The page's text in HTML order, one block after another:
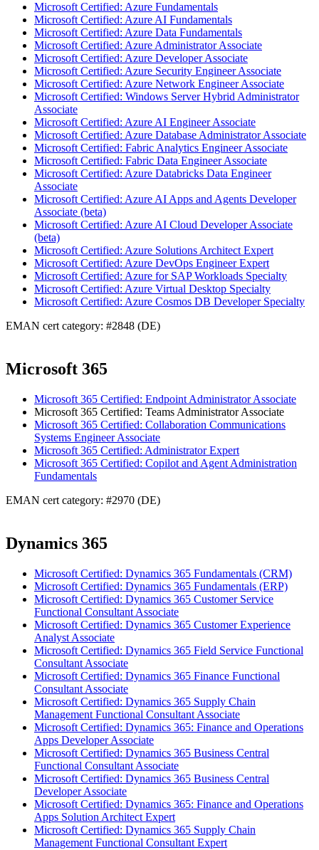
Microsoft Certified: Azure Fundamentals
Microsoft Certified: Azure AI Fundamentals
Microsoft Certified: Azure Data Fundamentals
Microsoft Certified: Azure Administrator Associate
Microsoft Certified: Azure Developer Associate
Microsoft Certified: Azure Security Engineer Associate
Microsoft Certified: Azure Network Engineer Associate
Microsoft Certified: Windows Server Hybrid Administrator
Associate
Microsoft Certified: Azure AI Engineer Associate
Microsoft Certified: Azure Database Administrator Associate
Microsoft Certified: Fabric Analytics Engineer Associate
Microsoft Certified: Fabric Data Engineer Associate
Microsoft Certified: Azure Databricks Data Engineer
Associate
Microsoft Certified: Azure AI Apps and Agents Developer
Associate (beta)
Microsoft Certified: Azure AI Cloud Developer Associate
(beta)
Microsoft Certified: Azure Solutions Architect Expert
Microsoft Certified: Azure DevOps Engineer Expert
Microsoft Certified: Azure for SAP Workloads Specialty
Microsoft Certified: Azure Virtual Desktop Specialty
Microsoft Certified: Azure Cosmos DB Developer Specialty
EMAN cert category: #2848 (DE)
Microsoft 365
Microsoft 365 Certified: Endpoint Administrator Associate
Microsoft 365 Certified: Teams Administrator Associate
Microsoft 365 Certified: Collaboration Communications
Systems Engineer Associate
Microsoft 365 Certified: Administrator Expert
Microsoft 365 Certified: Copilot and Agent Administration
Fundamentals
EMAN cert category: #2970 (DE)
Dynamics 365
Microsoft Certified: Dynamics 365 Fundamentals (CRM)
Microsoft Certified: Dynamics 365 Fundamentals (ERP)
Microsoft Certified: Dynamics 365 Customer Service
Functional Consultant Associate
Microsoft Certified: Dynamics 365 Customer Experience
Analyst Associate
Microsoft Certified: Dynamics 365 Field Service Functional
Consultant Associate
Microsoft Certified: Dynamics 365 Finance Functional
Consultant Associate
Microsoft Certified: Dynamics 365 Supply Chain
Management Functional Consultant Associate
Microsoft Certified: Dynamics 365: Finance and Operations
Apps Developer Associate
Microsoft Certified: Dynamics 365 Business Central
Functional Consultant Associate
Microsoft Certified: Dynamics 365 Business Central
Developer Associate
Microsoft Certified: Dynamics 365: Finance and Operations
Apps Solution Architect Expert
Microsoft Certified: Dynamics 365 Supply Chain
Management Functional Consultant Expert